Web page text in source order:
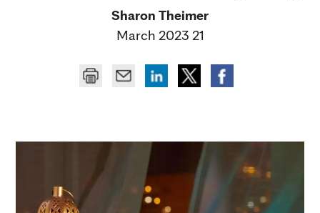
Sharon Theimer
21 March 2023